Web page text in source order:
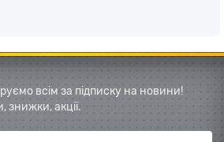
всім за підписку на новини!
знижки, акції.